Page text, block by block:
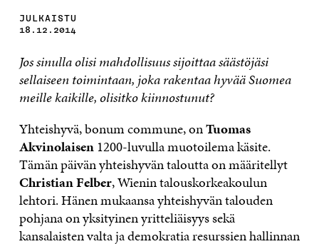
JULKAISTU
18.12.2014
Jos sinulla olisi mahdollisuus sijoittaa säästöjäsi
sellaiseen toimintaan, joka rakentaa hyvää Suomea
meille kaikille, olisitko kiinnostunut?
Yhteishyvä, bonum commune, onTuomas
Akvinolaisen1200-luvulla muotoilema käsite.
Tämän päivän yhteishyvän taloutta on määritellyt
Christian Felber, Wienin talouskorkeakoulun
lehtori. Hänen mukaansa yhteishyvän talouden
pohjana on yksityinen yritteliäisyys sekä
kansalaisten valta ja demokratia resurssien hallinnan